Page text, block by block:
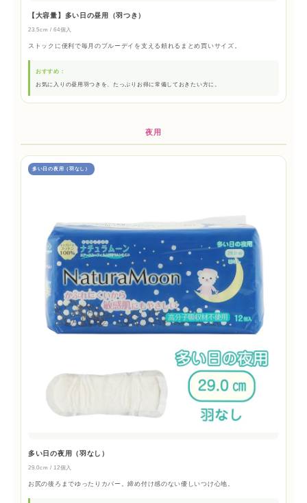
【大容量】多い日の昼用（羽つき）
23.5cm / 64個入
ストックに便利で毎月のブルーデイを支える頼れるまとめ買いサイズ。
おすすめ：
お気に入りの昼用羽つきを、たっぷりお得に常備しておきたい方に。
夜用
多い日の夜用（羽なし）
多い日の夜用（羽なし）
29.0cm / 12個入
お尻の後ろまでゆったりカバー。締め付け感のない優しいつけ心地。